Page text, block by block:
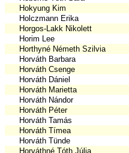
Hokyung Kim
Holczmann Erika
Horgos-Lakk Nikolett
Horim Lee
Horthyné Németh Szilvia
Horváth Barbara
Horváth Csenge
Horváth Dániel
Horváth Marietta
Horváth Nándor
Horváth Péter
Horváth Tamás
Horváth Tímea
Horváth Tünde
Horváthné Tóth Júlia